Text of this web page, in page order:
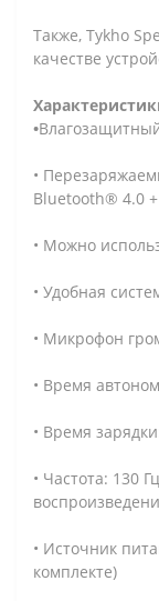
Также, Tykho
качестве
•
•
Bluetooth® 4.0 +
• Можно
• Удобная
• Микрофон
• Время
• Время
• Частота: 130
• Источник
комплекте)